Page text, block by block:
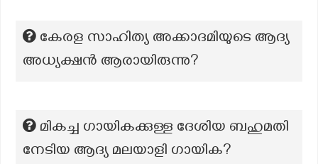
കേരള സാഹിത്യ അക്കാദമിയുടെ ആദ്യ
അധ്യക്ഷൻ ആരായിരുന്നു?
മികച്ച ഗായികക്കുള്ള ദേശിയ ബഹുമതി
നേടിയ ആദ്യ മലയാളി ഗായിക?